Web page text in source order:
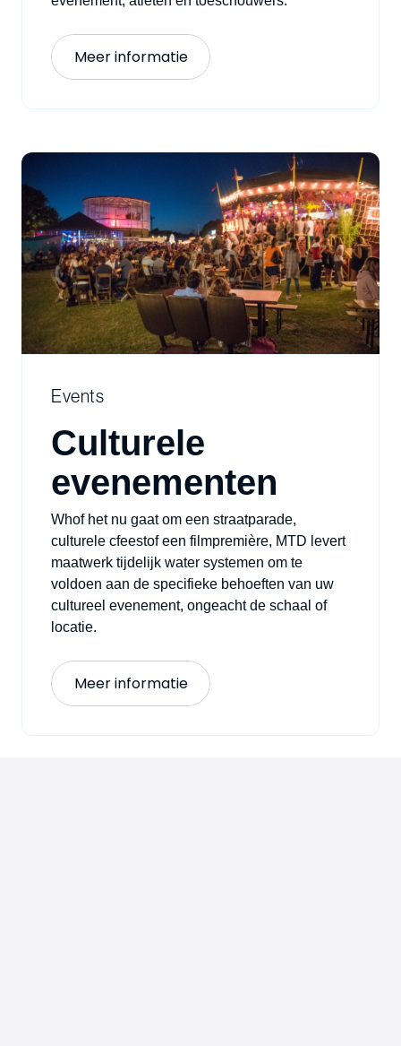
Meer informatie
Events
Culturele
evenementen
Whof het nu gaat om een straatparade,
culturele cfeestof een filmpremière, MTD levert
maatwerk tijdelijk water systemen om te
voldoen aan de specifieke behoeften van uw
cultureel evenement, ongeacht de schaal of
locatie.
Meer informatie